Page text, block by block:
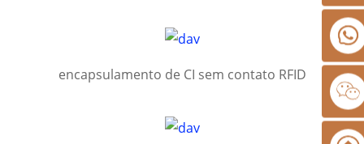
encapsulamento de CI sem contato RFID